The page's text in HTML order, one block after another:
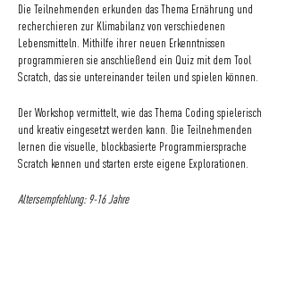
Die Teilnehmenden erkunden das Thema Ernährung und
recherchieren zur Klimabilanz von verschiedenen
Lebensmitteln. Mithilfe ihrer neuen Erkenntnissen
programmieren sie anschließend ein Quiz mit dem Tool
Scratch, das sie untereinander teilen und spielen können.
Der Workshop vermittelt, wie das Thema Coding spielerisch
und kreativ eingesetzt werden kann. Die Teilnehmenden
lernen die visuelle, blockbasierte Programmiersprache
Scratch kennen und starten erste eigene Explorationen.
Altersempfehlung: 9-16 Jahre